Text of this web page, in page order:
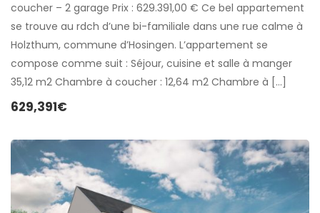
coucher – 2 garage Prix : 629.391,00 € Ce bel appartement
se trouve au rdch d’une bi-familiale dans une rue calme à
Holzthum, commune d’Hosingen. L’appartement se
compose comme suit : Séjour, cuisine et salle à manger
35,12 m2 Chambre à coucher : 12,64 m2 Chambre à […]
629,391€